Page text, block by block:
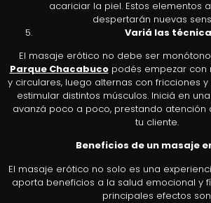
acariciar la piel. Estos elementos
despertarán nuevas
Variá las
El masaje erótico no debe ser
Parque Chacabucopodés empezar con
y circulares, luego alternas con fricciones
estimular distintos músculos. Iniciá en
avanzá poco a poco, prestando atención
tu cliente.
Beneficios de un masaje
El masaje erótico no solo es una
aporta beneficios a la salud emocional y
principales efectos